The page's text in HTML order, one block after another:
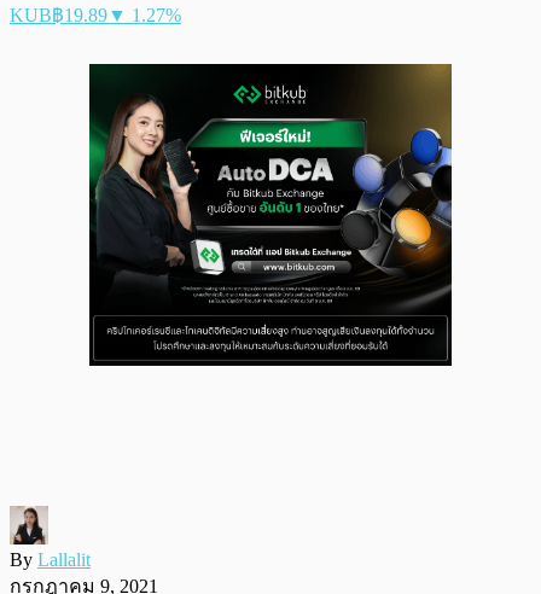
KUB฿19.89▼ 1.27%
By Lallalit
กรกฎาคม 9, 2021